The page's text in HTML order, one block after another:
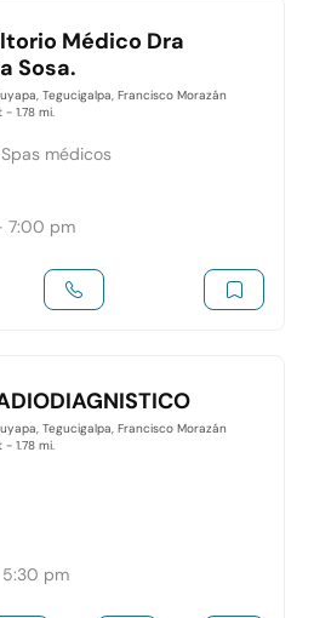
Médico Dra
Sosa.
Tegucigalpa, Francisco Morazán
- 1.78 mi.
médicos
7:00 pm
Tegucigalpa, Francisco Morazán
- 1.78 mi.
pm